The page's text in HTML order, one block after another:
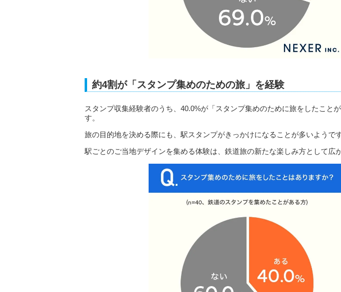
約4割が「スタンプ集めのための旅」を経験
スタンプ収集経験者のうち、40.0%が「スタンプ集めのために旅をしたこと
す。
旅の目的地を決める際にも、駅スタンプがきっかけになることが多いようです
駅ごとのご当地デザインを集める体験は、鉄道旅の新たな楽しみ方として広